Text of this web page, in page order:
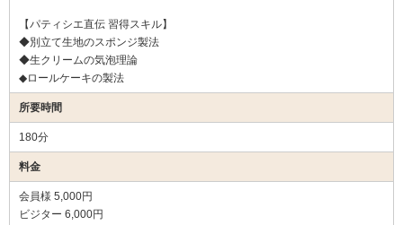
【パティシエ直伝 習得スキル】
◆別立て生地のスポンジ製法
◆生クリームの気泡理論
◆ロールケーキの製法
所要時間
180分
料金
会員様 5,000円
ビジター 6,000円